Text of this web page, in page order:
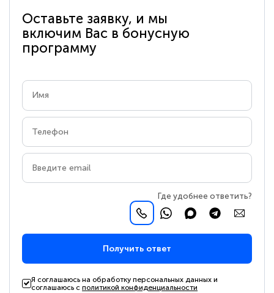
Оставьте заявку, и мы
включим Вас в бонусную
программу
Где удобнее ответить?
Получить ответ
Я соглашаюсь на обработку персональных данных и
соглашаюсь сполитикой конфиденциальности